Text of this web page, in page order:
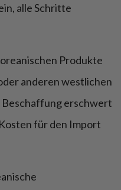
alle Schritte
Produkte
anderen westlichen
Beschaffung erschwert
für den Import